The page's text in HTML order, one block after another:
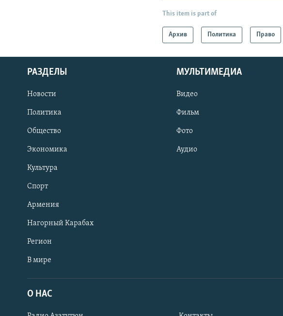
This item is part of
Архив Политика Право
РАЗДЕЛЫ
Новости
Политика
Общество
Экономика
Культура
Спорт
Армения
Нагорный Карабах
Регион
В мире
МУЛЬТИМЕДИА
Видео
Фильм
Фото
Аудио
О НАС